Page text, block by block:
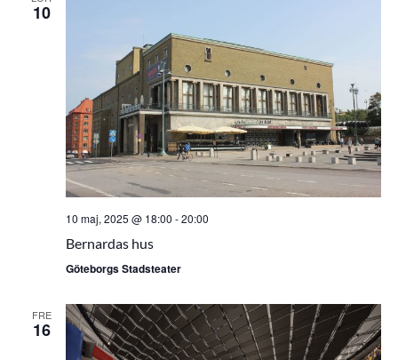
10
10 maj, 2025 @ 18:00 -20:00
Bernardas hus
Göteborgs Stadsteater
FRE
16